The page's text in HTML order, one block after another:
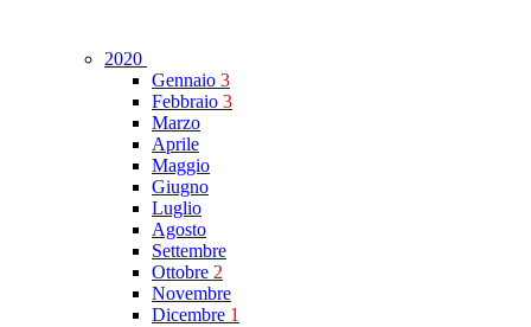
2020
Gennaio 3
Febbraio 3
Marzo
Aprile
Maggio
Giugno
Luglio
Agosto
Settembre
Ottobre 2
Novembre
Dicembre 1